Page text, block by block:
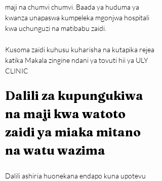
maji na chumvi chumvi. Baada ya huduma ya
kwanza unapaswa kumpeleka mgonjwa hospitali
kwa uchunguzi na matibabu zaidi.
Kusoma zaidi kuhusu kuharisha na kutapika rejea
katika Makala zingine ndani ya tovuti hii ya ULY
CLINIC
Dalili za kupungukiwa
na maji kwa watoto
zaidi ya miaka mitano
na watu wazima
Dalili ashiria huonekana endapo kuna upotevu